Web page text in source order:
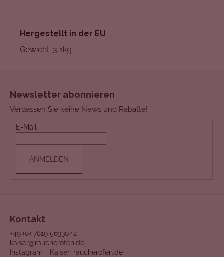
Hergestellt in der EU
Gewicht: 3,1kg
Newsletter abonnieren
Verpassen Sie keine News und Rabatte!
E-Mail
ANMELDEN
Kontakt
+49 (0) 7819 5633042
kaiser@raucherofen.de
Instagram - Kaiser_raucherofen.de